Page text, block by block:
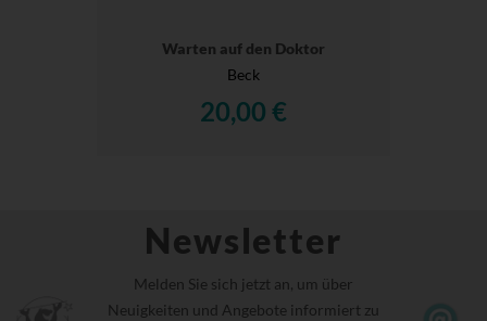
Warten auf den Doktor
Beck
20,00 €
Newsletter
Melden Sie sich jetzt an, um über
Neuigkeiten und Angebote informiert zu